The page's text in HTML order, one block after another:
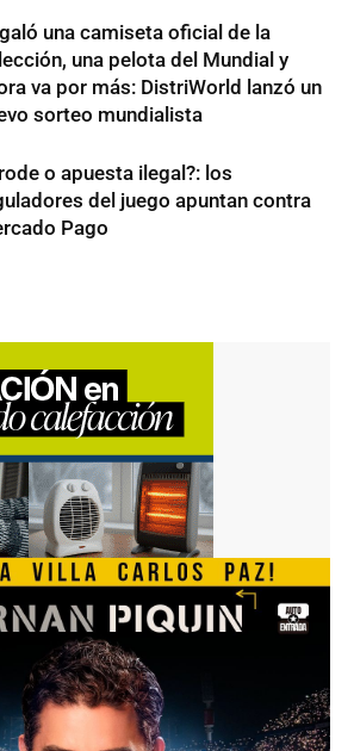
una camiseta oficial de la
una pelota del Mundial y
va por más: DistriWorld lanzó un
sorteo mundialista
o apuesta ilegal?: los
del juego apuntan contra
Pago